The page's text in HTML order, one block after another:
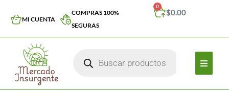
MI CUENTA
COMPRAS 100%
SEGURAS
$0.00
0